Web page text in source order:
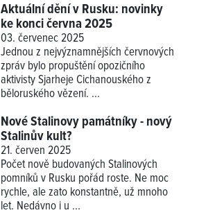
Aktuální dění v Rusku: novinky
ke konci června 2025
03. červenec 2025
Jednou z nejvýznamnějších červnových
zpráv bylo propuštění opozičního
aktivisty Sjarheje Cichanouského z
běloruského vězení. ...
Nové Stalinovy památníky - nový
Stalinův kult?
21. červen 2025
Počet nově budovaných Stalinových
pomníků v Rusku pořád roste. Ne moc
rychle, ale zato konstantně, už mnoho
let. Nedávno i u ...